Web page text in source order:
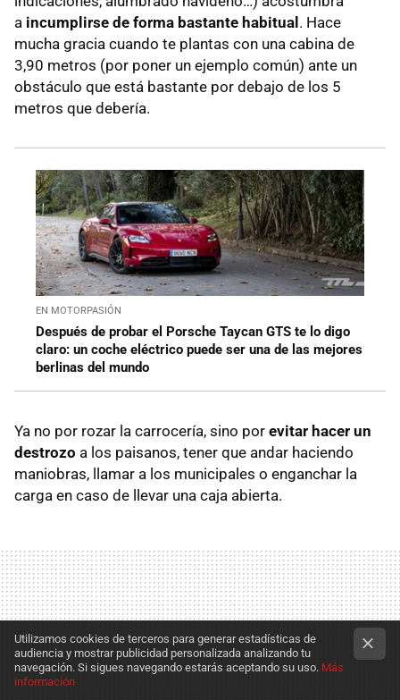
a incumplirse de forma bastante habitual . Hace
mucha gracia cuando te plantas con una cabina de
3,90 metros (por poner un ejemplo común) ante un
obstáculo que está bastante por debajo de los 5
metros que debería.
EN MOTORPASIÓN
Después de probar el Porsche Taycan GTS te lo digo
claro: un coche eléctrico puede ser una de las mejores
berlinas del mundo
Ya no por rozar la carrocería, sino por evitar hacer un
destrozo a los paisanos, tener que andar haciendo
maniobras, llamar a los municipales o enganchar la
carga en caso de llevar una caja abierta.
Utilizamos cookies de terceros para generar estadísticas de
audiencia y mostrar publicidad personalizada analizando tu
navegación. Si sigues navegando estarás aceptando su uso. Más
información